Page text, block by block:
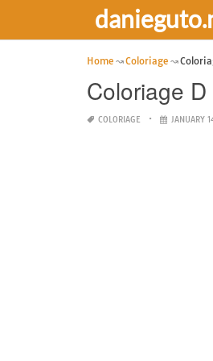
Home Coloriage
Coloriage
COLORIAGE JANUARY